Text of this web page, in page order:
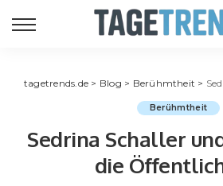
tagetrends.de > Blog > Berühmtheit >
Berühmtheit
Sedrina Schaller
die